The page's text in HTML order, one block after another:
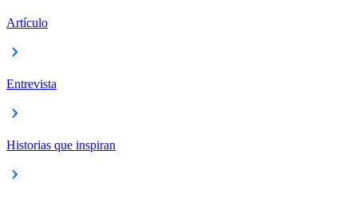
Artículo
Entrevista
Historias que inspiran